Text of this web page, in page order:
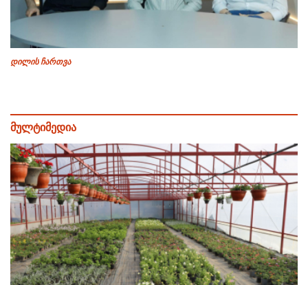
დილის ჩართვა
მულტიმედია